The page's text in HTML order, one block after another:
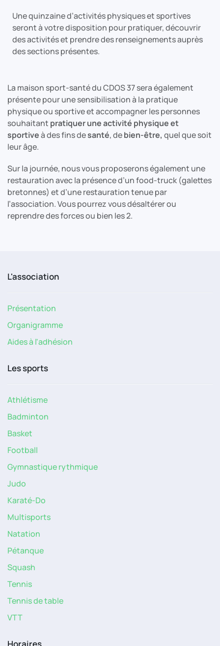
Une quinzaine d’activités physiques et sportives
seront à votre disposition pour pratiquer, découvrir
des activités et prendre des renseignements auprès
des sections présentes.
La maison sport-santé du CDOS 37 sera également
présente pour une sensibilisation à la pratique
physique ou sportive et accompagner les personnes
souhaitant pratiquer une activité physique et
sportiveà des fins desanté, debien-être, quel que soit
leur âge.
Sur la journée, nous vous proposerons également une
restauration avec la présence d’un food-truck (galettes
bretonnes) et d’une restauration tenue par
l’association. Vous pourrez vous désaltérer ou
reprendre des forces ou bien les 2.
L'association
Présentation
Organigramme
Aides à l'adhésion
Les sports
Athlétisme
Badminton
Basket
Football
Gymnastique rythmique
Judo
Karaté-Do
Multisports
Natation
Pétanque
Squash
Tennis
Tennis de table
VTT